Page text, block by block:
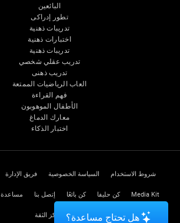
البائعين
تطور إدراكى
تدريبات ذهنية
اختبارات ذهنية
تدريبات ذهنية
تدريب عقلي شخصي
تدريب ذهنى
العاب الرياضيات الممتعة
فهم القراءة
الأطفال الموهوبون
معارك الدماغ
اختبار الذكاء
شروط الاستخدام السياسة الخصوصية فريق الإدارة
Media Kit كن حليفا كن بائعًا إتصل بنا مساعدة
مركز الثقة هل تحتاج مساعدة؟